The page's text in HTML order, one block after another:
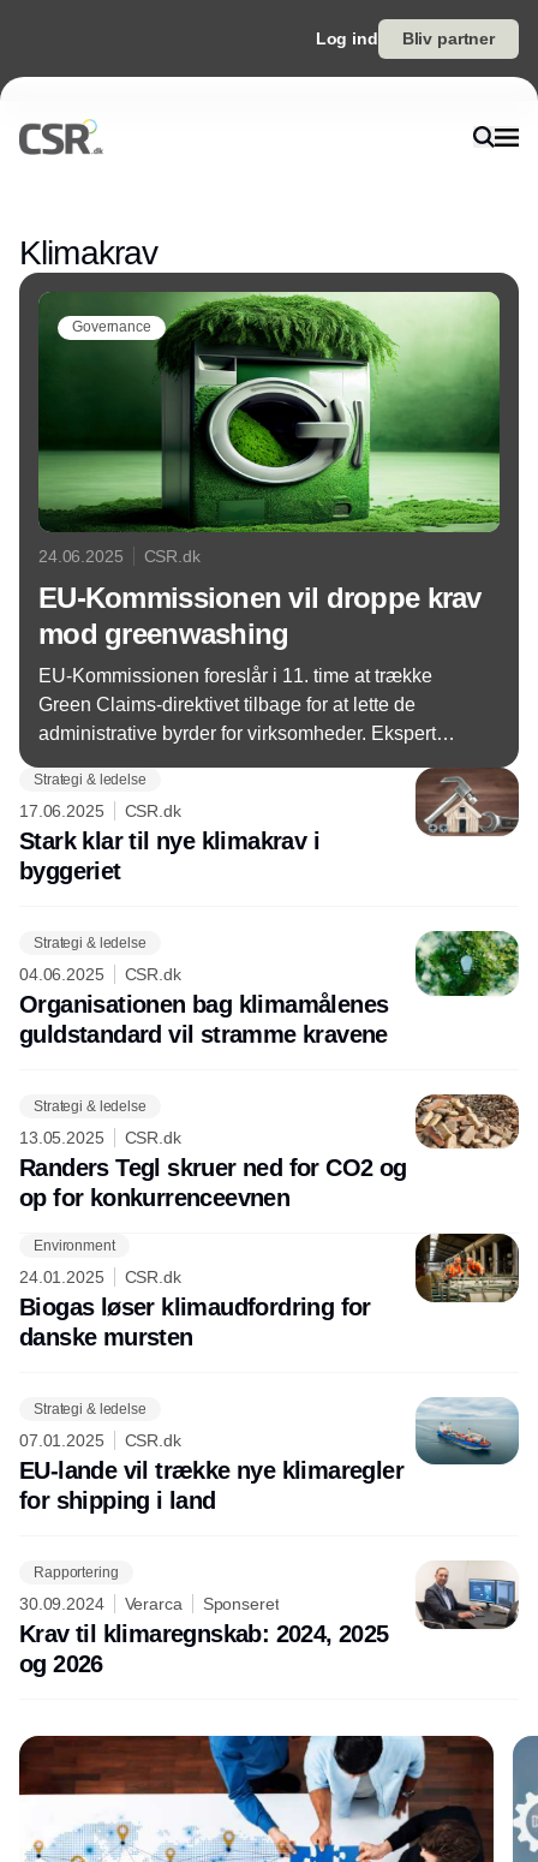
Log ind Bliv partner
Klimakrav
Governance
24.06.2025 CSR.dk
EU-Kommissionen vil droppe krav
mod greenwashing
EU-Kommissionen foreslår i 11. time at trække
Green Claims-direktivet tilbage for at lette de
administrative byrder for virksomheder. Ekspert
greenwashing.
Strategi & ledelse
17.06.2025 CSR.dk
Stark klar til nye klimakrav i
byggeriet
Strategi & ledelse
04.06.2025 CSR.dk
Organisationen bag klimamålenes
guldstandard vil stramme kravene
Strategi & ledelse
13.05.2025 CSR.dk
Randers Tegl skruer ned for CO2 og
op for konkurrenceevnen
Environment
24.01.2025 CSR.dk
Biogas løser klimaudfordring for
danske mursten
Strategi & ledelse
07.01.2025 CSR.dk
EU-lande vil trække nye klimaregler
for shipping i land
Rapportering
30.09.2024 Verarca Sponseret
Krav til klimaregnskab: 2024, 2025
og 2026